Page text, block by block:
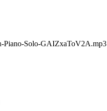
Piano-Solo-GAIZxaToV2A.mp3